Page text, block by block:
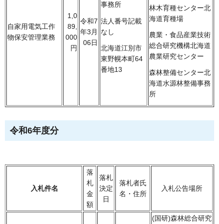
自家用電気工作
物保安管理業務
1,0
89,
000
円
令和7
年3月
06日
事務所
法人番号記載
なし
北海道江別市
東野幌本町64
番地13
林木育種センター北
海道育種場
農業・食品産業技術
総合研究機構北海道
農業研究センター
森林整備センター北
海道水源林整備事務
所
令和6年度分
入札件名
落
札
金
額
落札
決定
日
落札者氏
名・住所
入札公告場所
(国研)森林総合研究